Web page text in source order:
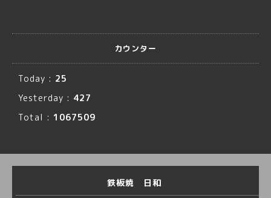
カウンター
Today : 25
Yesterday : 427
Total : 1067509
鉄板焼 日和